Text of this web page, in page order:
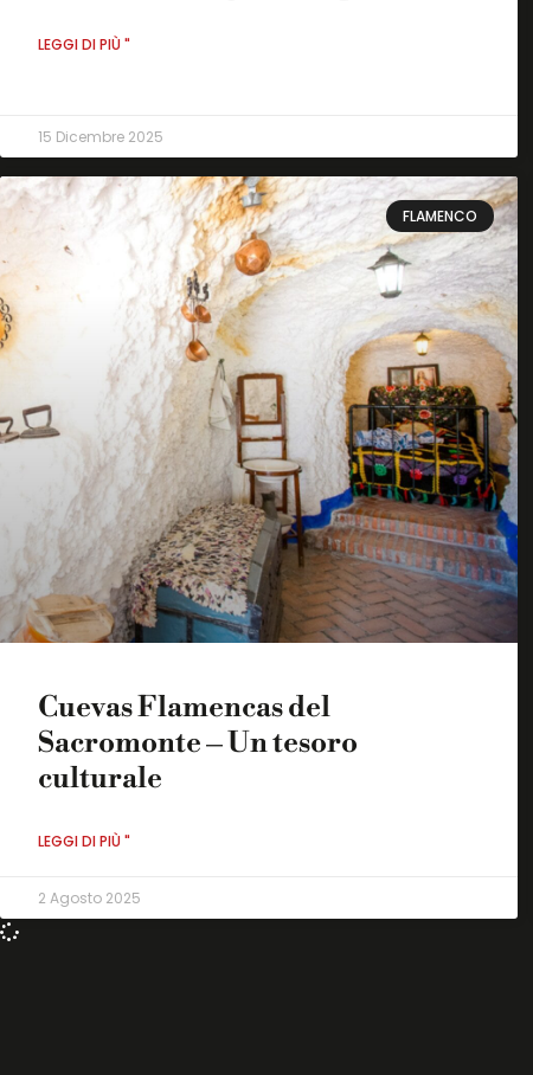
LEGGI DI PIÙ "
15 Dicembre 2025
FLAMENCO
Cuevas Flamencas del
Sacromonte – Un tesoro
culturale
LEGGI DI PIÙ "
2 Agosto 2025